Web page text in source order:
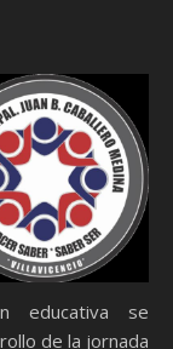
educativa se
de la jornada